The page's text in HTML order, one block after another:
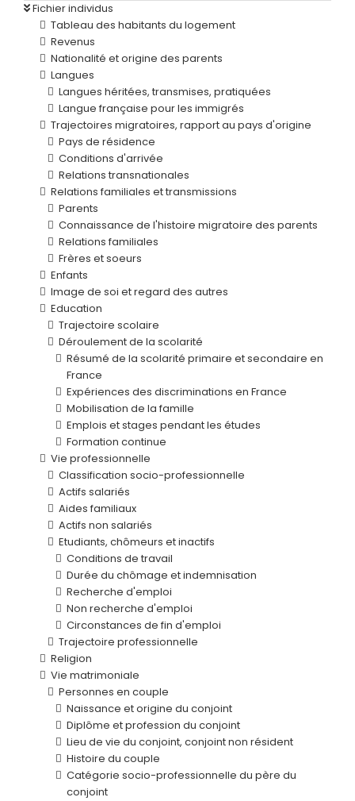
Fichier individus
Tableau des habitants du logement
Revenus
Nationalité et origine des parents
Langues
Langues héritées, transmises, pratiquées
Langue française pour les immigrés
Trajectoires migratoires, rapport au pays d'origine
Pays de résidence
Conditions d'arrivée
Relations transnationales
Relations familiales et transmissions
Parents
Connaissance de l'histoire migratoire des parents
Relations familiales
Frères et soeurs
Enfants
Image de soi et regard des autres
Education
Trajectoire scolaire
Déroulement de la scolarité
Résumé de la scolarité primaire et secondaire en
France
Expériences des discriminations en France
Mobilisation de la famille
Emplois et stages pendant les études
Formation continue
Vie professionnelle
Classification socio-professionnelle
Actifs salariés
Aides familiaux
Actifs non salariés
Etudiants, chômeurs et inactifs
Conditions de travail
Durée du chômage et indemnisation
Recherche d'emploi
Non recherche d'emploi
Circonstances de fin d'emploi
Trajectoire professionnelle
Religion
Vie matrimoniale
Personnes en couple
Naissance et origine du conjoint
Diplôme et profession du conjoint
Lieu de vie du conjoint, conjoint non résident
Histoire du couple
Catégorie socio-professionnelle du père du
conjoint